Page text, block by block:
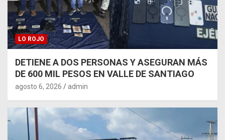
LO ROJO
DETIENE A DOS PERSONAS Y ASEGURAN MÁS
DE 600 MIL PESOS EN VALLE DE SANTIAGO
agosto 6, 2026 admin